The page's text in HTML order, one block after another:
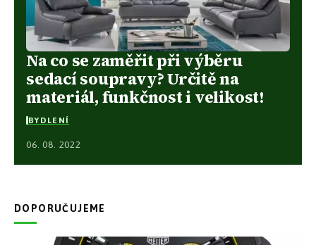
Na co se zaměřit při výběru
sedací soupravy? Určitě na
materiál, funkčnost i velikost!
BYDLENÍ
06. 08. 2022
DOPORUČUJEME